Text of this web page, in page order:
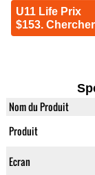
U11 Life Prix
$153. Chercher
Nom du Produit
Produit
Ecran